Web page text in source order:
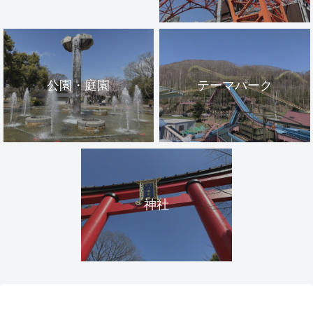
公園・庭園 テーマパーク
神社